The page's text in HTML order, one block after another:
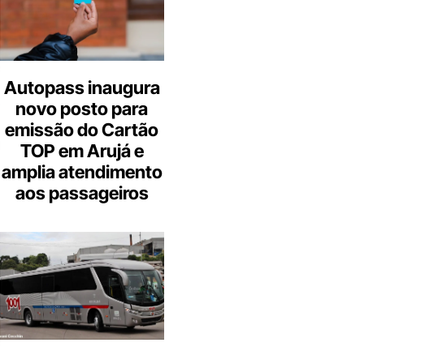
Autopass inaugura
novo posto para
emissão do Cartão
TOP em Arujá e
amplia atendimento
aos passageiros